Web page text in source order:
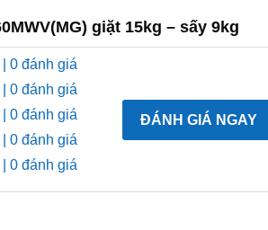
giặt 15kg – sấy 9kg
0 đánh giá
0 đánh giá
0 đánh giá
0 đánh giá
0 đánh giá
ĐÁNH GIÁ NGAY